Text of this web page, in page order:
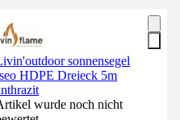
sonnensegel
HDPE Dreieck 5m
wurde noch nicht